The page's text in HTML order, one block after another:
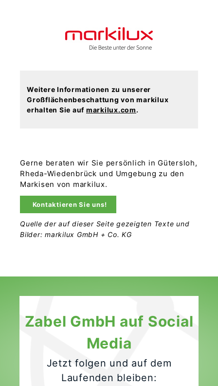
Weitere Informationen zu unserer
Großflächenbeschattung von markilux
erhalten Sie auf markilux.com.
Gerne beraten wir Sie persönlich in Gütersloh,
Rheda-Wiedenbrück und Umgebung zu den
Markisen von markilux.
Kontaktieren Sie uns!
Quelle der auf dieser Seite gezeigten Texte und
Bilder: markilux GmbH + Co. KG
Zabel GmbH auf Social
Media
Jetzt folgen und auf dem
Laufenden bleiben: